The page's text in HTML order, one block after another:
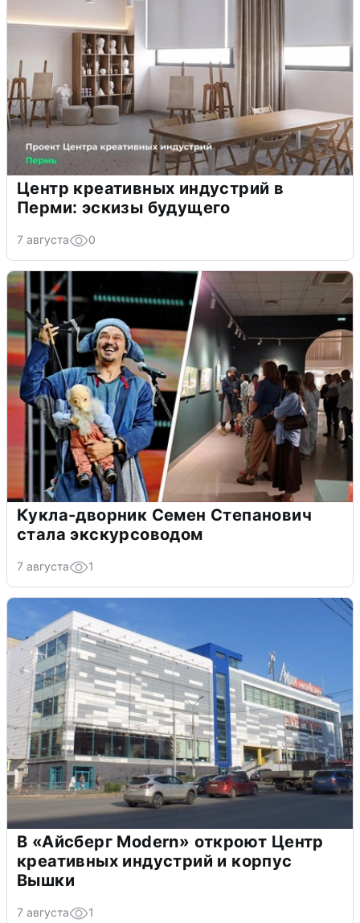
Центр креативных индустрий в
Перми: эскизы будущего
7 августа 0
Кукла-дворник Семен Степанович
стала экскурсоводом
7 августа 1
В «Айсберг Modern» откроют Центр
креативных индустрий и корпус
Вышки
7 августа 1